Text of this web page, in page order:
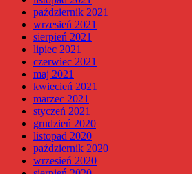
październik 2021
wrzesień 2021
sierpień 2021
lipiec 2021
czerwiec 2021
maj 2021
kwiecień 2021
marzec 2021
styczeń 2021
grudzień 2020
listopad 2020
październik 2020
wrzesień 2020